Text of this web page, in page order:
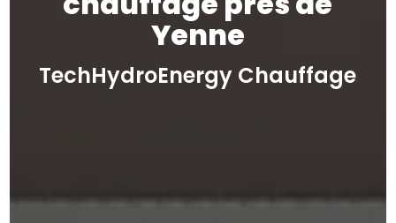
Yenne
TechHydroEnergy Chauffage